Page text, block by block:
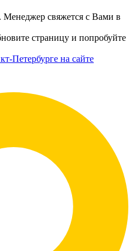
Менеджер свяжется с Вами в
страницу и попробуйте